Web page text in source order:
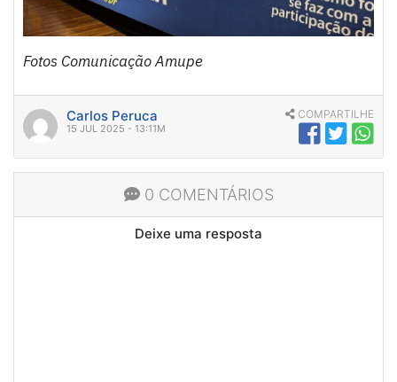
Fotos Comunicação Amupe
Carlos Peruca
15 JUL 2025 - 13:11M
COMPARTILHE
0 COMENTÁRIOS
Deixe uma resposta